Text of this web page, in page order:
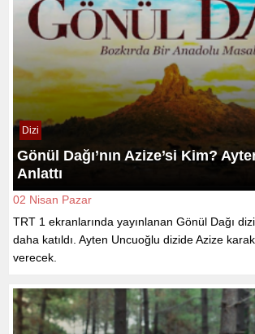
Dizi
Gönül Dağı’nın Azize’si Kim?
Anlattı
02 Nisan Pazar
TRT 1 ekranlarında yayınlanan Gönül Dağı
daha katıldı. Ayten Uncuoğlu dizide Azize
verecek.